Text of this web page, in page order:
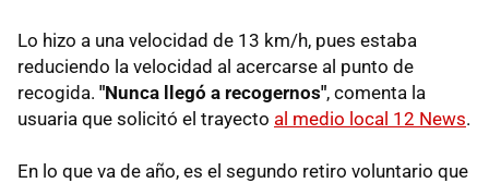
Lo hizo a una velocidad de 13 km/h, pues estaba
reduciendo la velocidad al acercarse al punto de
recogida. "Nunca llegó a recogernos", comenta la
usuaria que solicitó el trayecto al medio local 12 News.
En lo que va de año, es el segundo retiro voluntario que